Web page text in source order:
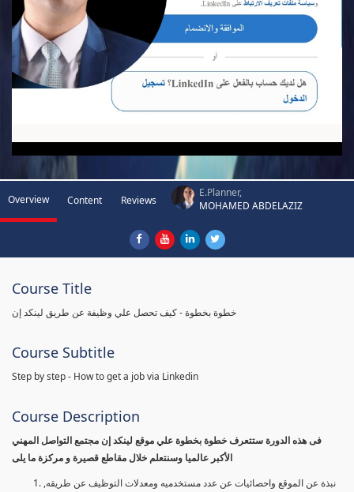
Overview Content Reviews
E.Planner,
MOHAMED ABDELAZIZ
Course Title
خطوة بخطوة - كيف تحصل علي وظيفة عن طريق لينكد إن
Course Subtitle
Step by step - How to get a job via Linkedin
Course Description
فى هذه الدورة ستتعرف خطوة بخطوة علي موقع لينكد إن مجتمع التواصل المهني
الأكبر عالميا وسنتعلم خلال مقاطع قصيرة و مركزة ما يلى
نبذة عن الموقع واحصائيات عن عدد مستخدميه ومعدلات التوظيف عن طريقه,